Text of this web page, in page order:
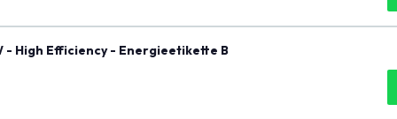
- High Efficiency - Energieetikette B